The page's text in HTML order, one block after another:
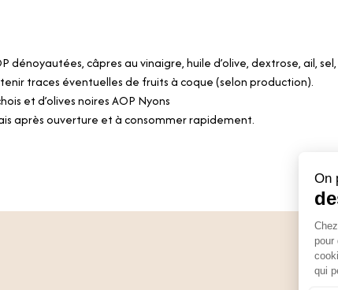
dénoyautées, câpres au vinaigre, huile d’olive, dextrose, ail,
traces éventuelles de fruits à coque (selon production).
et d’olives noires AOP Nyons
après ouverture et à consommer rapidement.